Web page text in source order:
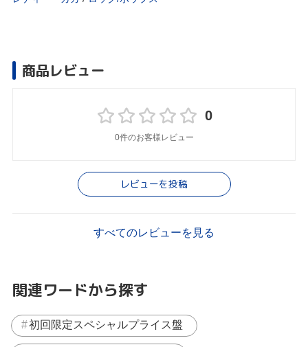
商品レビュー
0
0件のお客様レビュー
レビューを投稿
すべてのレビューを見る
関連ワードから探す
初回限定スペシャルプライス盤